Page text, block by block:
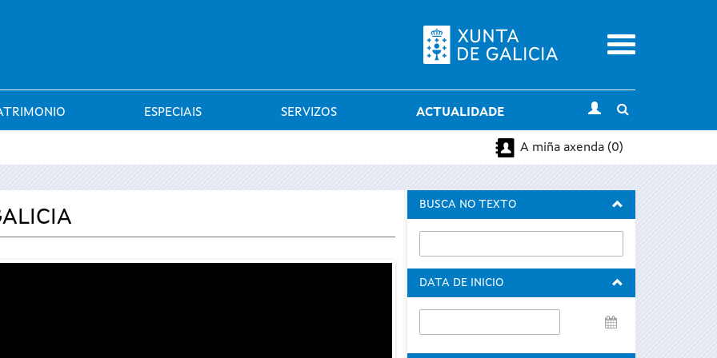
Menu
ESPECIAIS SERVIZOS ACTUALIDADE
search
A miña axenda (0)
BUSCA NO TEXTO
DATA DE INICIO
de